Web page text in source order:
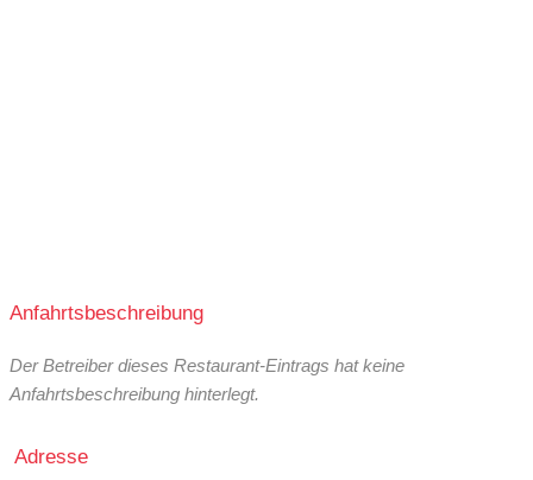
Anfahrtsbeschreibung
Der Betreiber dieses Restaurant-Eintrags hat keine
Anfahrtsbeschreibung hinterlegt.
Adresse